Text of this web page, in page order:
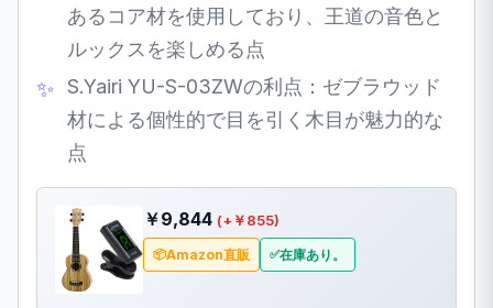
あるコア材を使用しており、王道の音色と
ルックスを楽しめる点
S.Yairi YU-S-03ZWの利点：ゼブラウッド
材による個性的で目を引く木目が魅力的な
点
￥9,844 (+￥855)
Amazon直販 在庫あり。